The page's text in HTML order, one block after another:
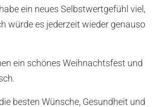
ein neues Selbstwertgefühl viel,
würde es jederzeit wieder genauso
ein schönes Weihnachtsfest und
besten Wünsche, Gesundheit und